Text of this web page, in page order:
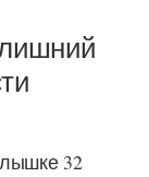
32